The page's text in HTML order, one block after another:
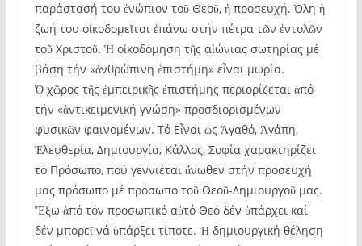
παράστασή του ἐνώπιον τοῦ Θεοῦ, ἡ προσευχή. Ὅλη ἡ
ζωή του οἰκοδομεῖται ἐπάνω στήν πέτρα τῶν ἐντολῶν
τοῦ Χριστοῦ. Ἡ οἰκοδόμηση τῆς αἰώνιας σωτηρίας μέ
βάση τήν «ἀνθρώπινη ἐπιστήμη» εἶναι μωρία.
Ὁ χῶρος τῆς ἐμπειρικῆς ἐπιστήμης περιορίζεται ἀπό
τήν «ἀντικειμενική γνώση» προσδιορισμένων
φυσικῶν φαινομένων. Τό Εἶναι ὡς Ἀγαθό, Ἀγάπη,
Ἐλευθερία, Δημιουργία, Κάλλος, Σοφία χαρακτηρίζει
τό Πρόσωπο, πού γεννιέται ἄνωθεν στήν προσευχή
μας πρόσωπο μέ πρόσωπο τοῦ Θεοῦ-Δημιουργοῦ μας.
Ἔξω ἀπό τόν προσωπικό αὐτό Θεό δέν ὑπάρχει καί
δέν μπορεῖ νά ὑπάρξει τίποτε. Ἡ δημιουργική θέληση